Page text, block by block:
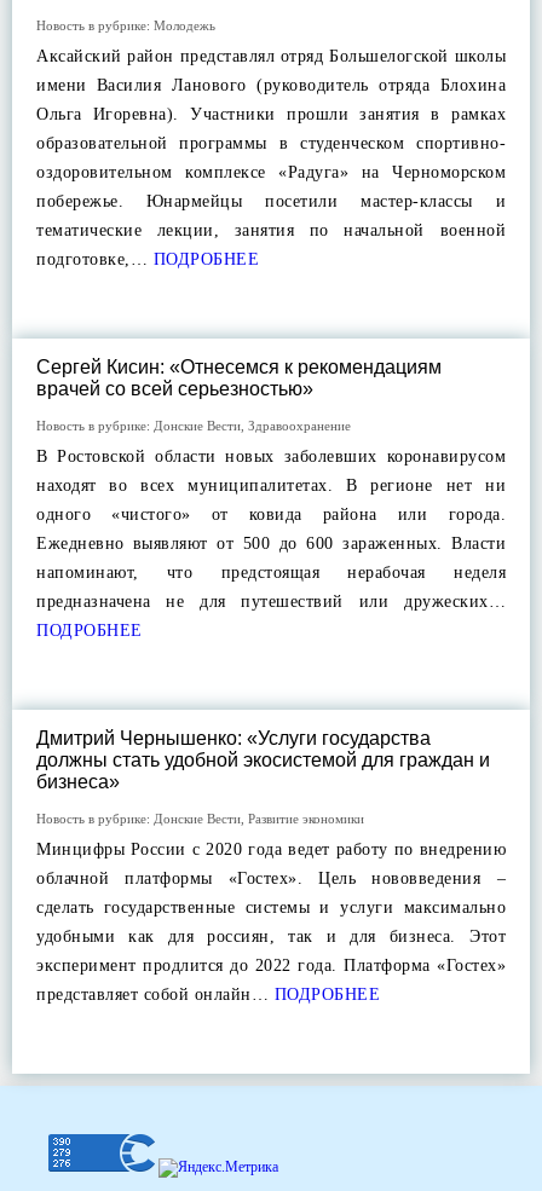
Новость в рубрике: Молодежь
Аксайский район представлял отряд Большелогской школы
имени Василия Ланового (руководитель отряда Блохина
Ольга Игоревна). Участники прошли занятия в рамках
образовательной программы в студенческом спортивно-
оздоровительном комплексе «Радуга» на Черноморском
побережье. Юнармейцы посетили мастер-классы и
тематические лекции, занятия по начальной военной
подготовке,… ПОДРОБНЕЕ
Сергей Кисин: «Отнесемся к рекомендациям
врачей со всей серьезностью»
Новость в рубрике: Донские Вести Здравоохранение
В Ростовской области новых заболевших коронавирусом
находят во всех муниципалитетах. В регионе нет ни
одного «чистого» от ковида района или города.
Ежедневно выявляют от 500 до 600 зараженных. Власти
напоминают, что предстоящая нерабочая неделя
предназначена не для путешествий или дружеских…
ПОДРОБНЕЕ
Дмитрий Чернышенко: «Услуги государства
должны стать удобной экосистемой для граждан и
бизнеса»
Новость в рубрике: Донские Вести Развитие экономики
Минцифры России с 2020 года ведет работу по внедрению
облачной платформы «Гостех». Цель нововведения –
сделать государственные системы и услуги максимально
удобными как для россиян, так и для бизнеса. Этот
эксперимент продлится до 2022 года. Платформа «Гостех»
представляет собой онлайн… ПОДРОБНЕЕ